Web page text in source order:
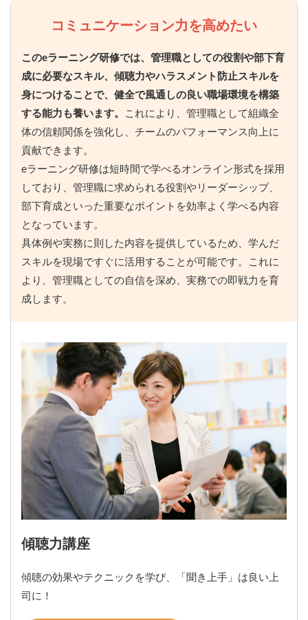
コミュニケーション力を高めたい
このeラーニング研修では、管理職としての役割や部下育
成に必要なスキル、傾聴力やハラスメント防止スキルを
身につけることで、健全で風通しの良い職場環境を構築
する能力も養います。
これにより、管理職として組織全
体の信頼関係を強化し、チームのパフォーマンス向上に
貢献できます。
eラーニング研修は短時間で学べるオンライン形式を採用
しており、管理職に求められる役割やリーダーシップ、
部下育成といった重要なポイントを効率よく学べる内容
となっています。
具体例や実務に則した内容を提供しているため、学んだ
スキルを現場ですぐに活用することが可能です。これに
より、管理職としての自信を深め、実務での即戦力を育
成します。
傾聴力講座
傾聴の効果やテクニックを学び、「聞き上手」は良い上
司に！